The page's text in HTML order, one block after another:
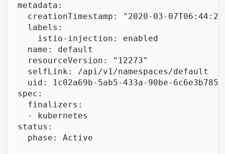
metadata:
creationTimestamp: "2020-03-
  labels:
    istio-injection: enabled
  name: default
  resourceVersion: "12273"
  selfLink: /api/v1/namespaces/default
uid: 1c02a69b-5ab5-433a-90be-
spec:
  finalizers:
  - kubernetes
status:
  phase: Active